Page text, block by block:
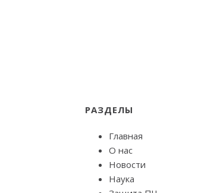
РАЗДЕЛЫ
Главная
О нас
Новости
Наука